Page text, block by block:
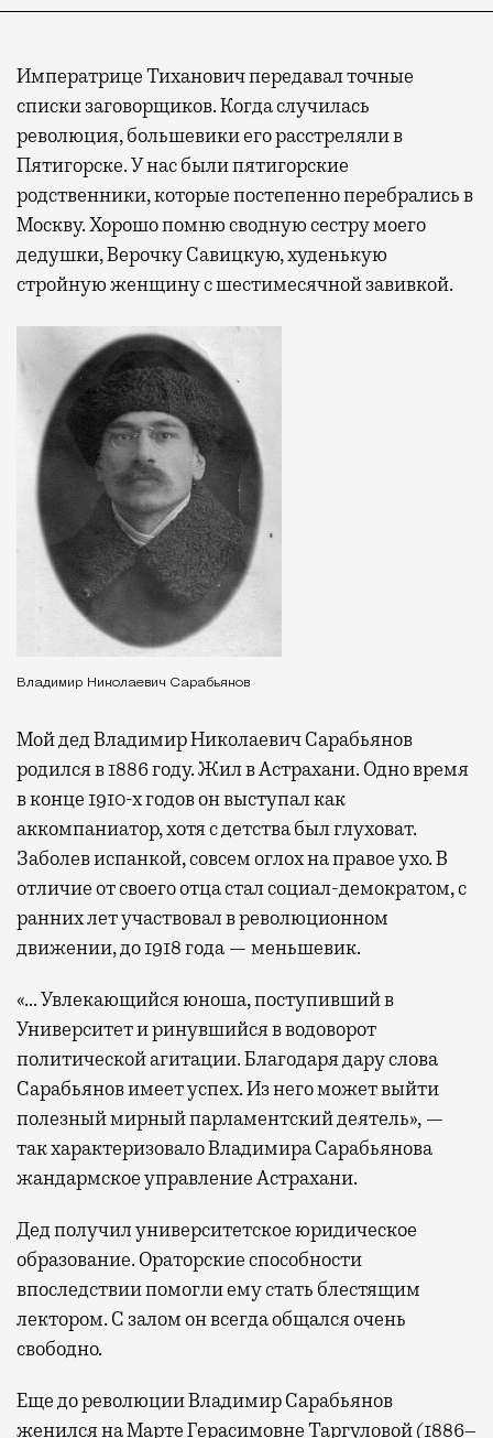
Императрице Тиханович передавал точные
списки заговорщиков. Когда случилась
революция, большевики его расстреляли в
Пятигорске. У нас были пятигорские
родственники, которые постепенно перебрались в
Москву. Хорошо помню сводную сестру моего
дедушки, Верочку Савицкую, худенькую
стройную женщину с шестимесячной завивкой.
Владимир Николаевич Сарабьянов
Мой дед Владимир Николаевич Сарабьянов
родился в 1886 году. Жил в Астрахани. Одно время
в конце 1910-х годов он выступал как
аккомпаниатор, хотя с детства был глуховат.
Заболев испанкой, совсем оглох на правое ухо. В
отличие от своего отца стал социал-демократом, с
ранних лет участвовал в революционном
движении, до 1918 года — меньшевик.
«… Увлекающийся юноша, поступивший в
Университет и ринувшийся в водоворот
политической агитации. Благодаря дару слова
Сарабьянов имеет успех. Из него может выйти
полезный мирный парламентский деятель», —
так характеризовало Владимира Сарабьянова
жандармское управление Астрахани.
Дед получил университетское юридическое
образование. Ораторские способности
впоследствии помогли ему стать блестящим
лектором. С залом он всегда общался очень
свободно.
Еще до революции Владимир Сарабьянов
женился на Марте Герасимовне Таргуловой (1886–